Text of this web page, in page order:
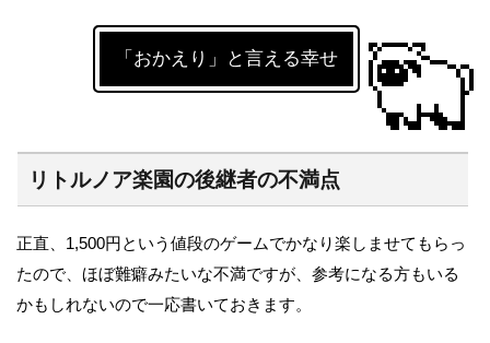
「おかえり」と言える幸せ
リトルノア楽園の後継者の不満点
正直、1,500円という値段のゲームでかなり楽しませてもらっ
たので、ほぼ難癖みたいな不満ですが、参考になる方もいる
かもしれないので一応書いておきます。